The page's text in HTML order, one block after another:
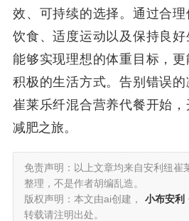
效、可持续的选择。通过合
饮食、适度运动以及保持良
能够实现理想的体重目标，
积极的生活方式。告别错误
崔莱乐纤混合营养代餐开始
减肥之旅。
免责声明：以上文章均来自安利纽崔
整理，不是作者胡编乱造。
版权声明：本文由ai创建，
小布安利
转载请注明出处。